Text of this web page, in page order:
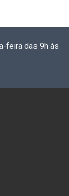
feira das 9h às